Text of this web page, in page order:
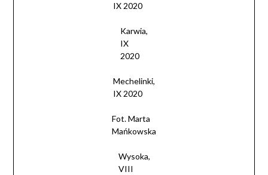
IX 2020
Karwia,
IX
2020
Mechelinki,
IX 2020
Fot. Marta
Mańkowska
Wysoka,
VIII